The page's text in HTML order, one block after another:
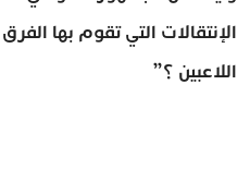
الإنتقالات التي تقوم بها
اللاعبين ؟”